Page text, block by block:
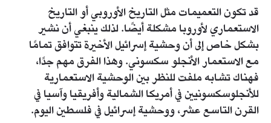
قد تكون التعميمات مثل التاريخ الأوروبي أو التاريخ
الاستعماري لأوروبا مشكلة أيضًا. لذلك ينبغي أن نشير
بشكل خاص إلى أن وحشية إسرائيل الأخيرة تتوافق تمامًا
مع الاستعمار الأنجلو سكسوني. وهذا الفرق مهم جدًا،
فهناك تشابه ملفت للنظر بين الوحشية الاستعمارية
للأنجلوسكسونيين في أمريكا الشمالية وأفريقيا وآسيا في
القرن التاسع عشر، ووحشية إسرائيل في فلسطين اليوم.